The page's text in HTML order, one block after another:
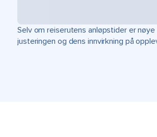
Selv om reiserutens anløpstider er
justeringen og dens innvirkning på